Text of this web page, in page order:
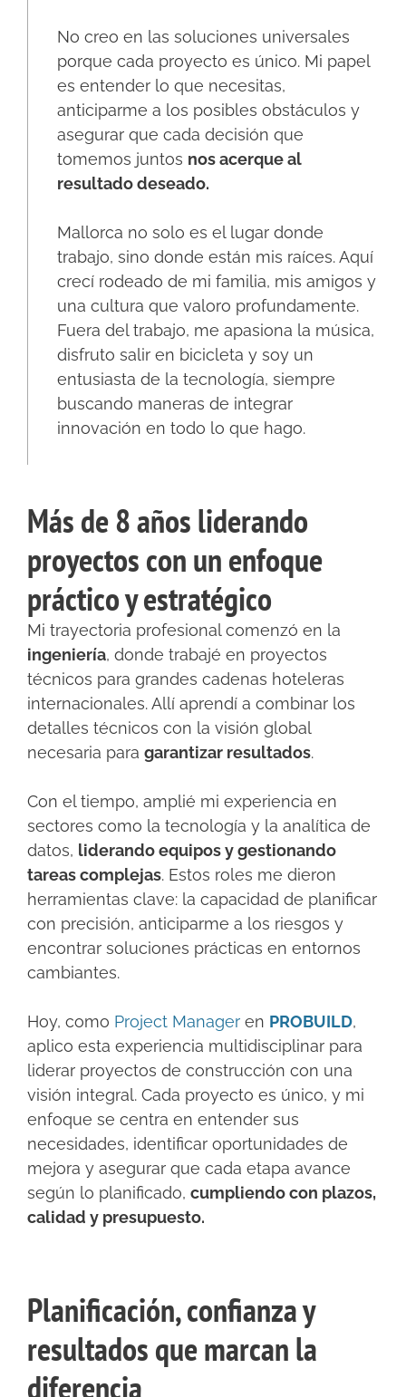
No creo en las soluciones universales
porque cada proyecto es único. Mi papel
es entender lo que necesitas,
anticiparme a los posibles obstáculos y
asegurar que cada decisión que
tomemos juntos nos acerque al
resultado deseado.
Mallorca no solo es el lugar donde
trabajo, sino donde están mis raíces. Aquí
crecí rodeado de mi familia, mis amigos y
una cultura que valoro profundamente.
Fuera del trabajo, me apasiona la música,
disfruto salir en bicicleta y soy un
entusiasta de la tecnología, siempre
buscando maneras de integrar
innovación en todo lo que hago.
Más de 8 años liderando
proyectos con un enfoque
práctico y estratégico
Mi trayectoria profesional comenzó en la
ingeniería, donde trabajé en proyectos
técnicos para grandes cadenas hoteleras
internacionales. Allí aprendí a combinar los
detalles técnicos con la visión global
necesaria para garantizar resultados.
Con el tiempo, amplié mi experiencia en
sectores como la tecnología y la analítica de
datos, liderando equipos y gestionando
tareas complejas. Estos roles me dieron
herramientas clave: la capacidad de planificar
con precisión, anticiparme a los riesgos y
encontrar soluciones prácticas en entornos
cambiantes.
Hoy, como Project Manager en PROBUILD,
aplico esta experiencia multidisciplinar para
liderar proyectos de construcción con una
visión integral. Cada proyecto es único, y mi
enfoque se centra en entender sus
necesidades, identificar oportunidades de
mejora y asegurar que cada etapa avance
según lo planificado, cumpliendo con plazos,
calidad y presupuesto.
Planificación, confianza y
resultados que marcan la
diferencia